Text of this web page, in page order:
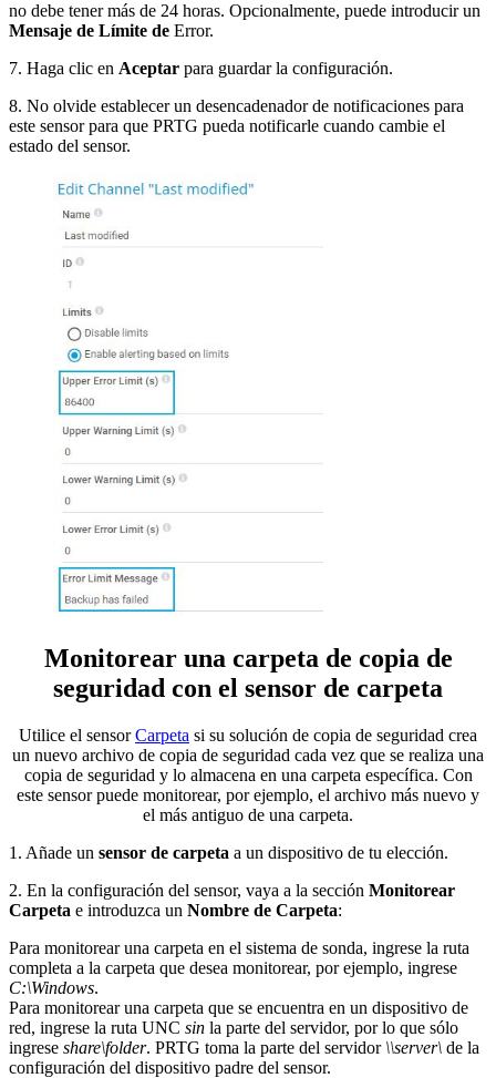
no debe tener más de 24 horas. Opcionalmente, puede introducir un
Mensaje de Límite de Error.
7. Haga clic en Aceptar para guardar la configuración.
8. No olvide establecer un desencadenador de notificaciones para
este sensor para que PRTG pueda notificarle cuando cambie el
estado del sensor.
Monitorear una carpeta de copia de
seguridad con el sensor de carpeta
Utilice el sensorCarpeta si su solución de copia de seguridad crea
un nuevo archivo de copia de seguridad cada vez que se realiza una
copia de seguridad y lo almacena en una carpeta específica. Con
este sensor puede monitorear, por ejemplo, el archivo más nuevo y
el más antiguo de una carpeta.
1. Añade un sensor de carpeta a un dispositivo de tu elección.
2. En la configuración del sensor, vaya a la sección Monitorear
Carpeta e introduzca un Nombre de Carpeta:
Para monitorear una carpeta en el sistema de sonda, ingrese la ruta
completa a la carpeta que desea monitorear, por ejemplo, ingrese
C:\Windows.
Para monitorear una carpeta que se encuentra en un dispositivo de
red, ingrese la ruta UNC sin la parte del servidor, por lo que sólo
ingrese share\folder. PRTG toma la parte del servidor \\server\ de la
configuración del dispositivo padre del sensor.